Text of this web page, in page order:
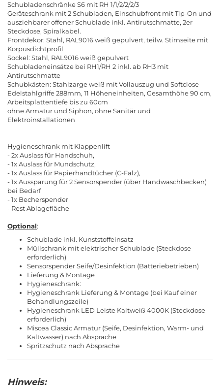
Schubladenschränke S6 mit RH 1/1/2/2/2/3
Geräteschrank mit 2 Schubladen, Einschubfront mit Tip-On und
ausziehbarer offener Schublade inkl. Antirutschmatte, 2er
Steckdose, Spiralkabel.
Frontdekor: Stahl, RAL9016 weiß gepulvert, teilw. Stirnseite mit
Korpusdichtprofil
Sockel: Stahl, RAL9016 weiß gepulvert
Schubladeneinsätze bei RH1/RH 2 inkl. ab RH3 mit
Antirutschmatte
Schubkästen: Stahlzarge weiß mit Vollauszug und Softclose
Edelstahlgriffe 288mm, 11 Höheneinheiten, Gesamthöhe 90 cm,
Arbeitsplattentiefe bis zu 60cm
ohne Armatur und Siphon, ohne Sanitär und
Elektroinstallationen
Hygieneschrank mit Klappenlift
- 2x Auslass für Handschuh,
- 1x Auslass für Mundschutz,
- 1x Auslass für Papierhandtücher (C-Falz),
- 1x Aussparung für 2 Sensorspender (über Handwaschbecken)
bei Bedarf
- 1x Becherspender
- Rest Ablagefläche
Optional:
Schublade inkl. Kunststoffeinsatz
Müllschrank mit elektrischer Schublade (Steckdose
erforderlich)
Sensorspender Seife/Desinfektion (Batteriebetrieben)
Lieferung & Montage
Hygieneschrank:
Hygieneschrank Lieferung & Montage (bei Kauf einer
Behandlungszeile)
Hygieneschrank LED Leiste Kaltweiß 4000K (Steckdose
erforderlich)
Miscea Classic Armatur (Seife, Desinfektion, Warm- und
Kaltwasser) nach Absprache
Spritzschutz nach Absprache
Hinweis: